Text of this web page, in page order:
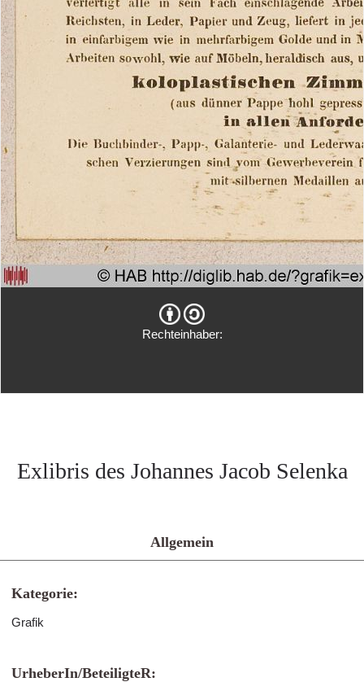
Rechteinhaber:
Exlibris des Johannes Jacob Selenka
Allgemein
Kategorie:
Grafik
UrheberIn/BeteiligteR: